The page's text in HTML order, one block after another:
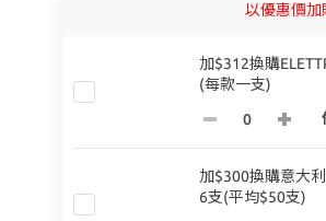
以優惠價加
加$312換購
(每款一支)
加$300換購意大
6支(平均$50支)